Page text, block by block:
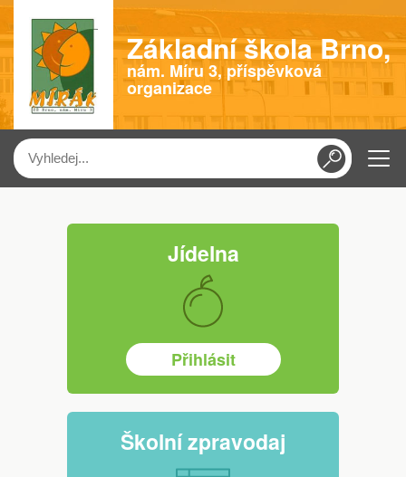
Základní škola Brno,
nám. Míru 3, příspěvková
organizace
Menu
Jídelna
Přihlásit
Školní zpravodaj